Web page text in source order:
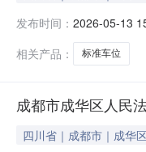
发布时间： 2026-05-13
相关产品：
标准车位
成都市成华区人民
四川省｜成都市｜成华区